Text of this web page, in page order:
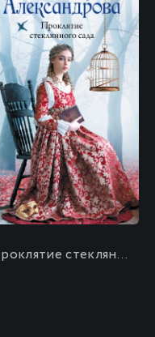
Проклятие стеклянного сада